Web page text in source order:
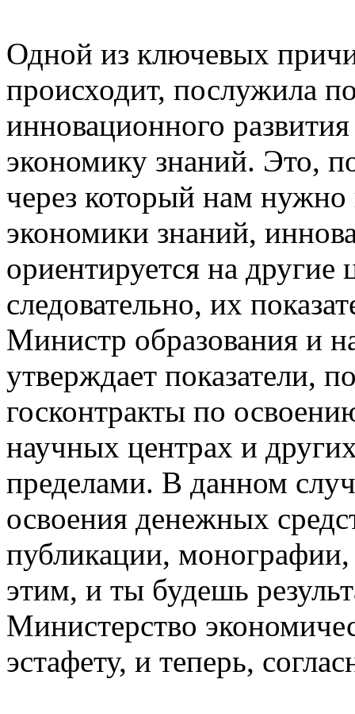
Одной из ключевых
происходит, послужила
инновационного
экономику знаний. Это,
через который нам
экономики знаний,
ориентируется на
следовательно, их
Министр образования и
утверждает показатели,
госконтракты по
научных центрах и
пределами. В данном
освоения денежных
публикации,
этим, и ты будешь
Министерство
эстафету, и теперь,